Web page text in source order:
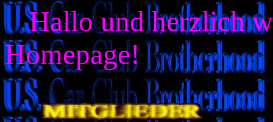
Hallo und herzlich
Homepage!